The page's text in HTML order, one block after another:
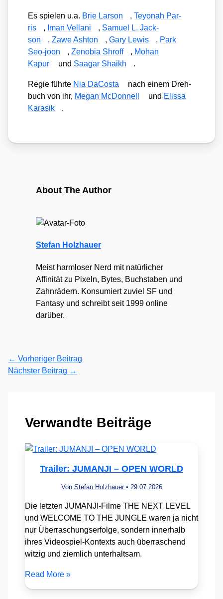
Es spie­len u.a. Brie Lar­son ,Teyo­nah Par­
ris
, Iman Vel­la­ni , Samu­el L. Jack­
son
,Zawe Ash­ton ,Gary Lewis , Park
Seo-joon
,Zen­o­bia Shroff , Mohan
Kapur
und Saa­gar Shaikh .
Regie führ­te Nia DaCos­ta
nach einem Dreh­
buch von ihr, Megan McDon­nell und Elis­sa
Karas­ik
.
About The Author
Stefan Holzhauer
Meist harmloser Nerd mit natürlicher
Affinität zu Pixeln, Bytes, Buchstaben und
Zahnrädern. Konsumiert zuviel SF und
Fantasy und schreibt seit 1999 online
darüber.
← Vorheriger Beitrag
Nächster Beitrag →
Verwandte Beiträge
Trailer: JUMANJI – OPEN WORLD
Von Stefan Holzhauer • 29.07.2026
Die letzten JUMANJI-Filme THE NEXT LEVEL
und WELCOME TO THE JUNGLE waren ja nicht
nur Überraschungserfolge, sondern innerhalb
ihres Videospiel-Kontexts auch überraschend
witzig und ziemlich unterhaltsam.
Read More »